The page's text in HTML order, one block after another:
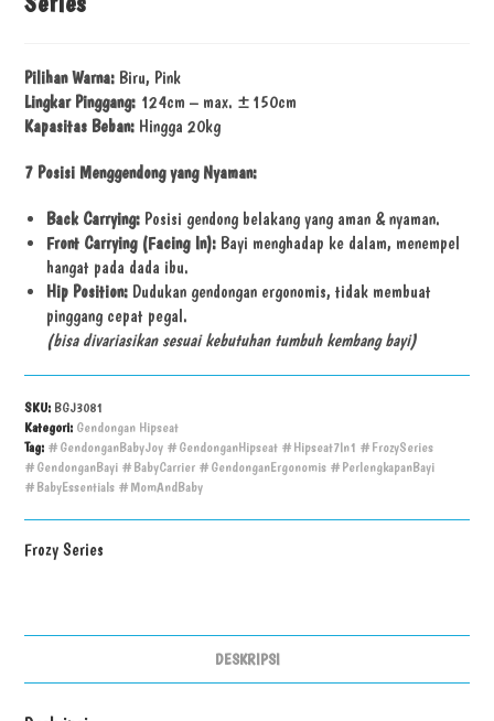
Pilihan Warna: Biru, Pink
Lingkar Pinggang: 124cm – max. ±150cm
Kapasitas Beban: Hingga 20kg
7 Posisi Menggendong yang Nyaman:
Back Carrying: Posisi gendong belakang yang aman & nyaman.
Front Carrying (Facing In): Bayi menghadap ke dalam, menempel
hangat pada dada ibu.
Hip Position: Dudukan gendongan ergonomis, tidak membuat
pinggang cepat pegal.
(bisa divariasikan sesuai kebutuhan tumbuh kembang bayi)
SKU: BGJ3081
Kategori: Gendongan Hipseat
Tag: #GendonganBabyJoy #GendonganHipseat #Hipseat7In1 #FrozySeries
#GendonganBayi #BabyCarrier #GendonganErgonomis #PerlengkapanBayi
#BabyEssentials #MomAndBaby
Frozy Series
DESKRIPSI